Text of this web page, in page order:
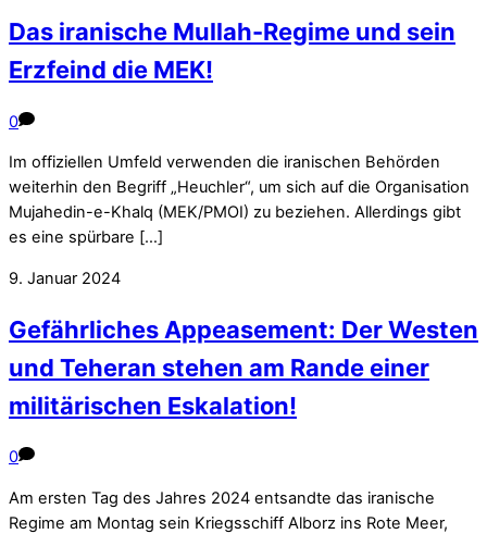
Das iranische Mullah-Regime und sein
Erzfeind die MEK!
0
Im offiziellen Umfeld verwenden die iranischen Behörden
weiterhin den Begriff „Heuchler“, um sich auf die Organisation
Mujahedin-e-Khalq (MEK/PMOI) zu beziehen. Allerdings gibt
es eine spürbare […]
9. Januar 2024
Gefährliches Appeasement: Der Westen
und Teheran stehen am Rande einer
militärischen Eskalation!
0
Am ersten Tag des Jahres 2024 entsandte das iranische
Regime am Montag sein Kriegsschiff Alborz ins Rote Meer,